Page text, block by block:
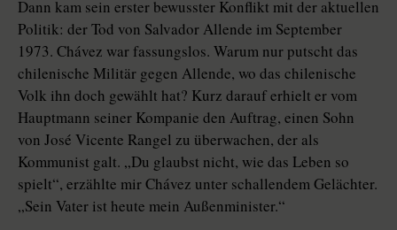
Dann kam sein erster bewusster Konflikt mit der aktuellen
Politik: der Tod von Salvador Allende im September
1973. Chávez war fassungslos. Warum nur putscht das
chilenische Militär gegen Allende, wo das chilenische
Volk ihn doch gewählt hat? Kurz darauf erhielt er vom
Hauptmann seiner Kompanie den Auftrag, einen Sohn
von José Vicente Rangel zu überwachen, der als
Kommunist galt. „Du glaubst nicht, wie das Leben so
spielt“, erzählte mir Chávez unter schallendem Gelächter.
„Sein Vater ist heute mein Außenminister.“